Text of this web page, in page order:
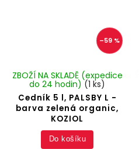
–59 %
Cedník 5 l, PALSBY L -
barva zelená organic,
KOZIOL
ZBOŽÍ NA SKLADĚ (expedice
do 24 hodin)(1 ks)
Do košíku